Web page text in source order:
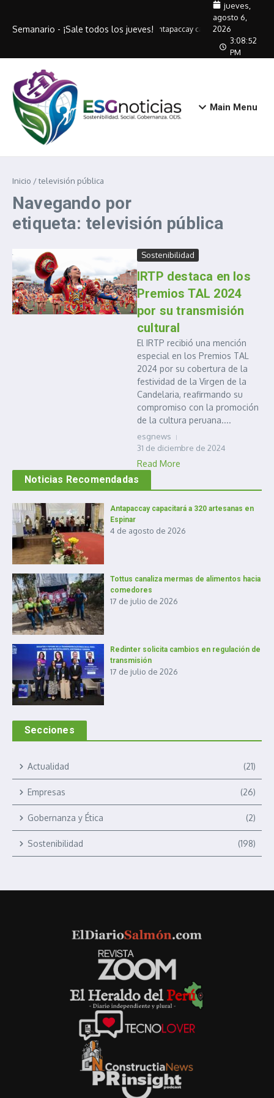
Semanario - ¡Sale todos los jueves! Antapaccay capacitará a 320
jueves,
agosto 6,
2026
3:08:52
PM
Main Menu
Inicio /televisión pública
Navegando por
etiqueta: televisión pública
Sostenibilidad
IRTP destaca en los
Premios TAL 2024
por su transmisión
cultural
El IRTP recibió una mención
especial en los Premios TAL
2024 por su cobertura de la
festividad de la Virgen de la
Candelaria, reafirmando su
compromiso con la promoción
de la cultura peruana....
esgnews
31 de diciembre de 2024
Read More
Noticias Recomendadas
Antapaccay capacitará a 320 artesanas en
Espinar
4 de agosto de 2026
Tottus canaliza mermas de alimentos hacia
comedores
17 de julio de 2026
Redinter solicita cambios en regulación de
transmisión
17 de julio de 2026
Secciones
Actualidad (21)
Empresas (26)
Gobernanza y Ética (2)
Sostenibilidad (198)